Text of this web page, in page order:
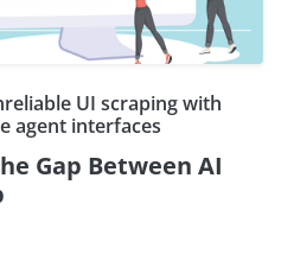
UI scraping with
agent interfaces
Gap Between AI